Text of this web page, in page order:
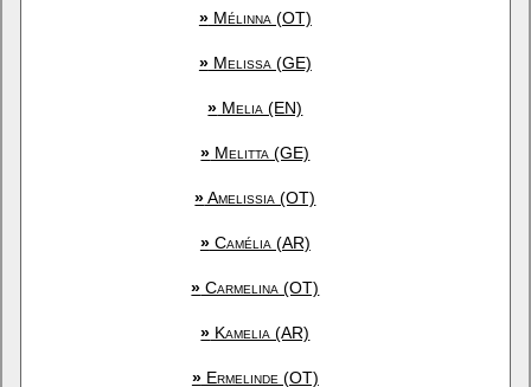
»Mélinna (OT)
»Melissa (GE)
» Melia (EN)
» Melitta (GE)
»Amelissia (OT)
»Camélia (AR)
» Carmelina (OT)
» Kamelia (AR)
»Ermelinde (OT)